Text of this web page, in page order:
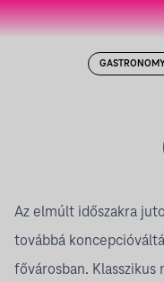
Az elmúlt időszakra
továbbá
fővárosban.